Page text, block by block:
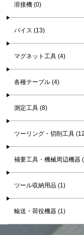
溶接機 (0)
バイス (13)
マグネット工具 (4)
各種テーブル (4)
測定工具 (8)
ツーリング・切削工具
補要工具・機械周辺機器
ツール収納用品 (1)
輸送・荷役機器 (1)